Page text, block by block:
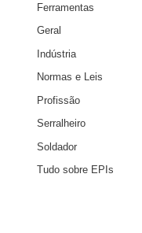
Ferramentas
Geral
Indústria
Normas e Leis
Profissão
Serralheiro
Soldador
Tudo sobre EPIs